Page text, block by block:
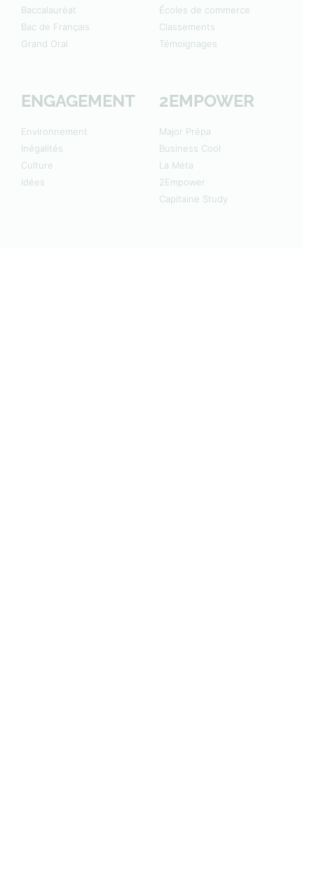
Baccalauréat
Bac de Français
Grand Oral
Écoles de commerce
Classements
Témoignages
ENGAGEMENT
Environnement
Inégalités
Culture
Idées
2EMPOWER
Major Prépa
Business Cool
La Méta
2Empower
Capitaine Study